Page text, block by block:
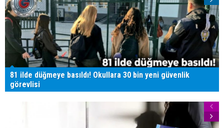
81 ilde düğmeye basıldı! Okullara 30 bin yeni güvenlik
görevlisi